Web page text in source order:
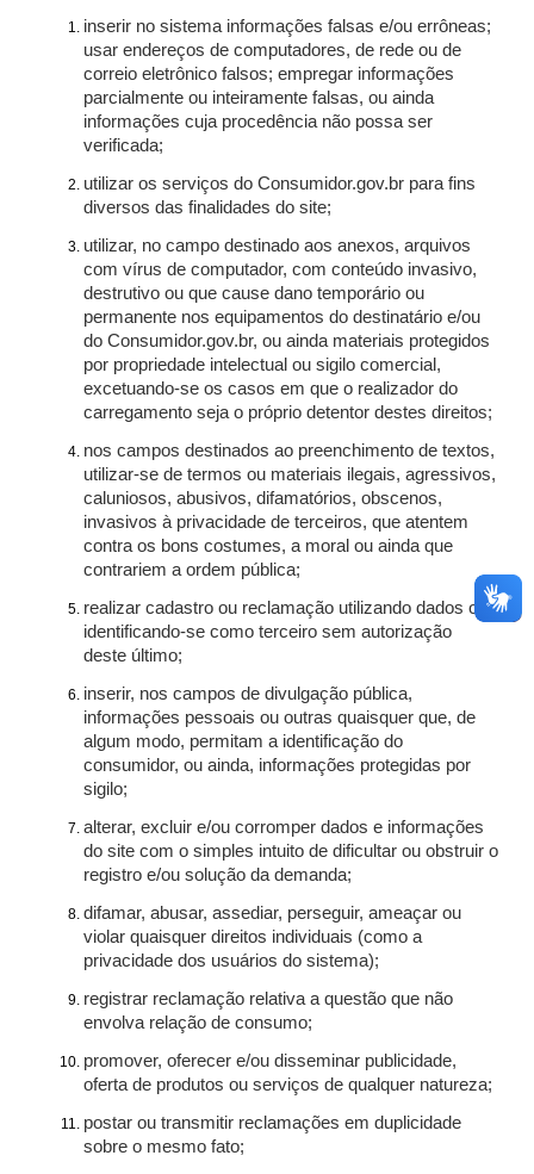
inserir no sistema informações falsas e/ou errôneas;
usar endereços de computadores, de rede ou de
correio eletrônico falsos; empregar informações
parcialmente ou inteiramente falsas, ou ainda
informações cuja procedência não possa ser
verificada;
utilizar os serviços do Consumidor.gov.br para fins
diversos das finalidades do site;
utilizar, no campo destinado aos anexos, arquivos
com vírus de computador, com conteúdo invasivo,
destrutivo ou que cause dano temporário ou
permanente nos equipamentos do destinatário e/ou
do Consumidor.gov.br, ou ainda materiais protegidos
por propriedade intelectual ou sigilo comercial,
excetuando-se os casos em que o realizador do
carregamento seja o próprio detentor destes direitos;
nos campos destinados ao preenchimento de textos,
utilizar-se de termos ou materiais ilegais, agressivos,
caluniosos, abusivos, difamatórios, obscenos,
invasivos à privacidade de terceiros, que atentem
contra os bons costumes, a moral ou ainda que
contrariem a ordem pública;
realizar cadastro ou reclamação utilizando dados ou
identificando-se como terceiro sem autorização
deste último;
inserir, nos campos de divulgação pública,
informações pessoais ou outras quaisquer que, de
algum modo, permitam a identificação do
consumidor, ou ainda, informações protegidas por
sigilo;
alterar, excluir e/ou corromper dados e informações
do site com o simples intuito de dificultar ou obstruir o
registro e/ou solução da demanda;
difamar, abusar, assediar, perseguir, ameaçar ou
violar quaisquer direitos individuais (como a
privacidade dos usuários do sistema);
registrar reclamação relativa a questão que não
envolva relação de consumo;
promover, oferecer e/ou disseminar publicidade,
oferta de produtos ou serviços de qualquer natureza;
postar ou transmitir reclamações em duplicidade
sobre o mesmo fato;